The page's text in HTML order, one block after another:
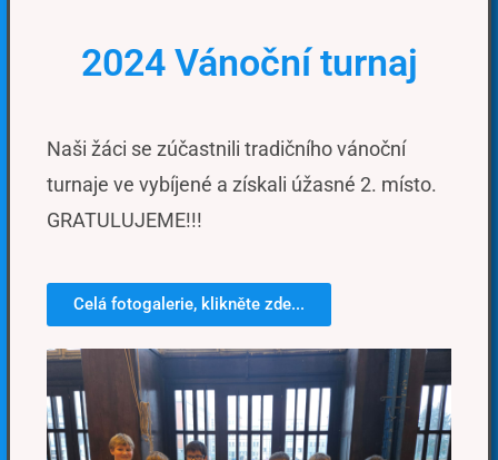
2024 Vánoční turnaj
Naši žáci se zúčastnili tradičního vánoční
turnaje ve vybíjené a získali úžasné 2. místo.
GRATULUJEME!!!
Celá fotogalerie, klikněte zde...